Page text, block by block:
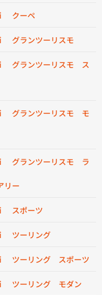
クーペ
グランツーリスモ
グランツーリスモ ス
グランツーリスモ モ
グランツーリスモ ラ
リー
スポーツ
ツーリング
ツーリング スポーツ
ツーリング モダン